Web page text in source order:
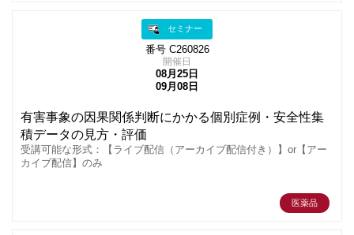
セミナー
番号 C260826
開催日
08月25日
09月08日
有害事象の因果関係判断にかかる個別症例・安全性集
積データの見方・評価
受講可能な形式：【ライブ配信（アーカイブ配信付き）】or【アー
カイブ配信】のみ
医薬品